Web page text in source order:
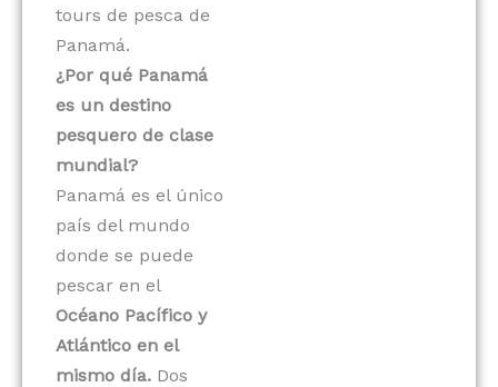
tours de pesca de
Panamá.
¿Por qué Panamá
es un destino
pesquero de clase
mundial?
Panamá es el único
país del mundo
donde se puede
pescar en el
Océano Pacífico y
Atlántico en el
mismo día. Dos